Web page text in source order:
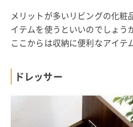
メリットが多いリビングの化粧
イテムを使うといいのでしょうか
ここからは収納に便利なアイテ
ドレッサー